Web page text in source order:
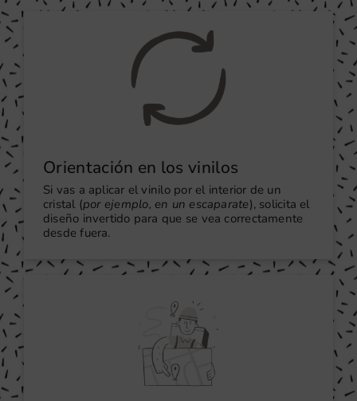
Orientación en los vinilos
Si vas a aplicar el vinilo por el interior de un
cristal (por ejemplo, en un escaparate), solicita el
diseño invertido para que se vea correctamente
desde fuera.